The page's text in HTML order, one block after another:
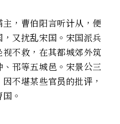
，曹伯阳言听计从，便
又扰乱宋国。宋国派兵
不救，在其都城郊外筑
邗等五城邑。宋景公三
不堪某些官员的批评，
。